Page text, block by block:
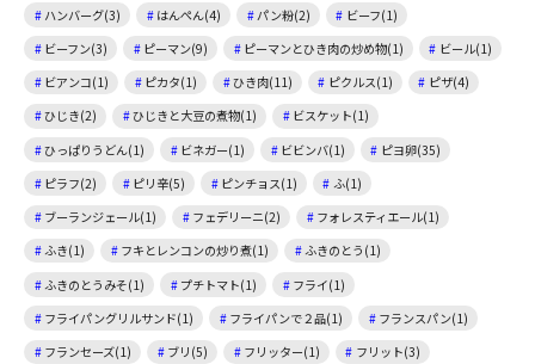
ハンバーグ(3)
はんぺん(4) パン粉(2)
ビーフ(1)
ビーフン(3)
ピーマン(9) ピーマンとひき肉の炒め物(1)
ビール(1)
ビアンコ(1)
ピカタ(1) ひき肉(11) ピクルス(1)
ピザ(4)
ひじき(2)
ひじきと大豆の煮物(1)
ビスケット(1)
ひっぱりうどん(1)
ビネガー(1) ビビンバ(1)
ピヨ卵(35)
ピラフ(2)
ピリ辛(5) ピンチョス(1)
ふ(1)
ブーランジェール(1)
フェデリーニ(2)
フォレスティエール(1)
ふき(1)
フキとレンコンの炒り煮(1)
ふきのとう(1)
ふきのとうみそ(1)
プチトマト(1)
フライ(1)
フライパングリルサンド(1)
フライパンで２品(1)
フランスパン(1)
フランセーズ(1)
ブリ(5) フリッター(1)
フリット(3)